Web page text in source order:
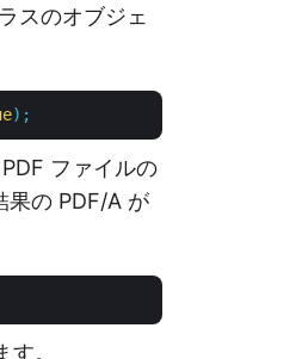
スのオブジェ
);
ファイルの
果の PDF/A が
。